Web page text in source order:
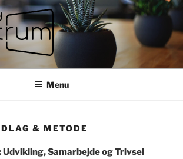
Menu
& METODE
Samarbejde og Trivsel